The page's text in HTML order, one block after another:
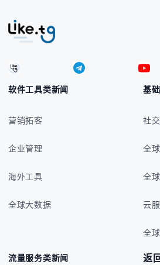
软件工具类新闻
营销拓客
企业管理
海外工具
全球大数据
基
社
全
全
云
全
流量服务类新闻 返